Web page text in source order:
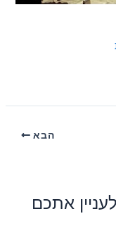
הבא
אתכם